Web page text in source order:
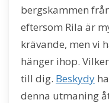
bergskammen
eftersom Rila är
krävande, men vi
hänger ihop.
till dig. Beskydy
denna utmaning